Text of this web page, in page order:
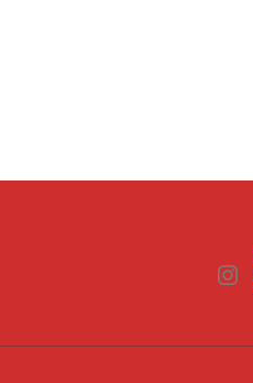
Instagram